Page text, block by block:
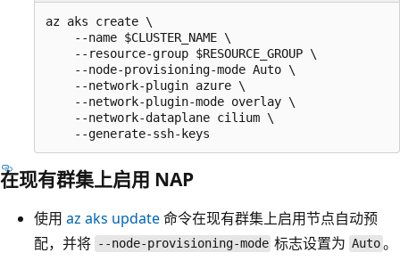
az aks create \
    --name $CLUSTER_NAME \
    --resource-group $RESOURCE_GROUP \
    --node-provisioning-mode Auto \
    --network-plugin azure \
    --network-plugin-mode overlay \
    --network-dataplane cilium \
在现有群集上启用 NAP
使用 az aks update命令在现有群集上启用节点自动预
配，并将 --node-provisioning-mode 标志设置为Auto。